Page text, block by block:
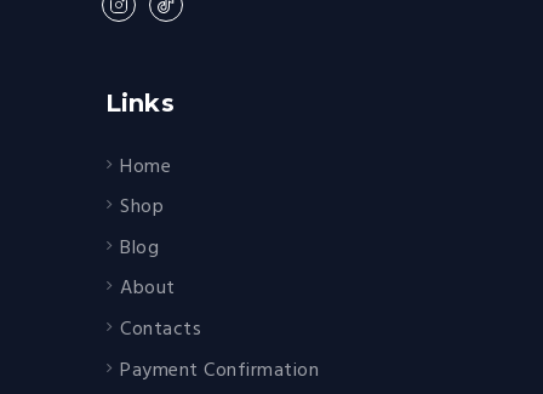
Links
Home
Shop
Blog
About
Contacts
Payment Confirmation